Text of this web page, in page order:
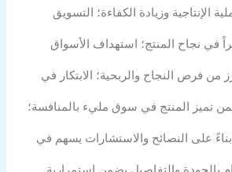
الإنتاجية وزيادة الكفاءة؛ التسويق
في نجاح المنتج؛ استهداف الأسواق
من فرص النجاح والربحية؛ الابتكار في
تميز المنتج في سوق مليء بالمنافسة؛
على النصائح والاستشارات يسهم في